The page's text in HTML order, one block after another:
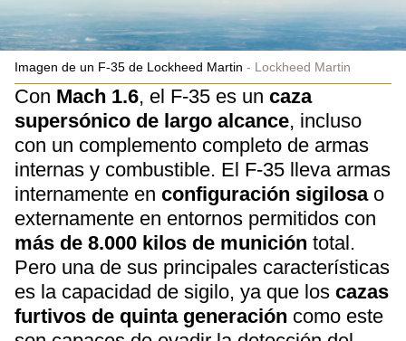
Imagen de un F-35 de Lockheed Martin Lockheed Martin
Con Mach 1.6, el F-35 es un caza
supersónico de largo alcance, incluso
con un complemento completo de armas
internas y combustible. El F-35 lleva armas
internamente en configuración sigilosao
externamente en entornos permitidos con
más de 8.000 kilos de munición total.
Pero una de sus principales características
es la capacidad de sigilo, ya que los cazas
furtivos de quinta generación como este